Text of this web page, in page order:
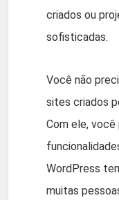
criados ou
sofisticadas.
Você não
sites criados
Com ele,
WordPress
muitas